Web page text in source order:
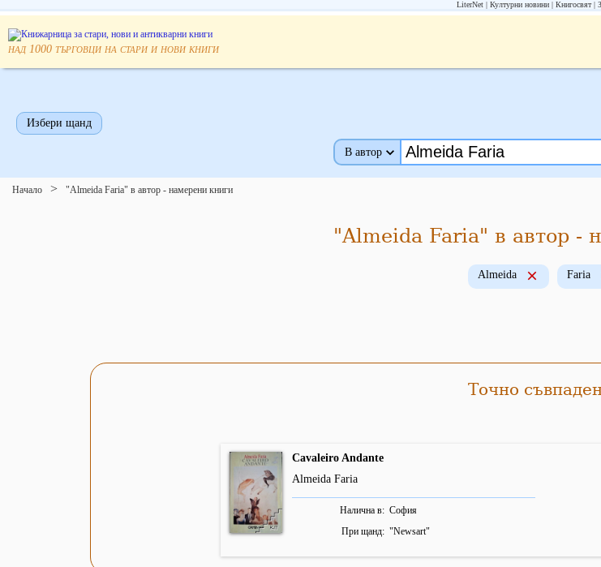
LiterNet Културни новини Книгосвят
над 1000 търговци на стари и нови книги
Избери щанд
В автор
Начало "Almeida Faria" в автор - намерени книги
"Almeida Faria" в автор -
Almeida Faria
Точно
Cavaleiro Andante
Almeida Faria
Налична в
София
При щанд
"Newsart"